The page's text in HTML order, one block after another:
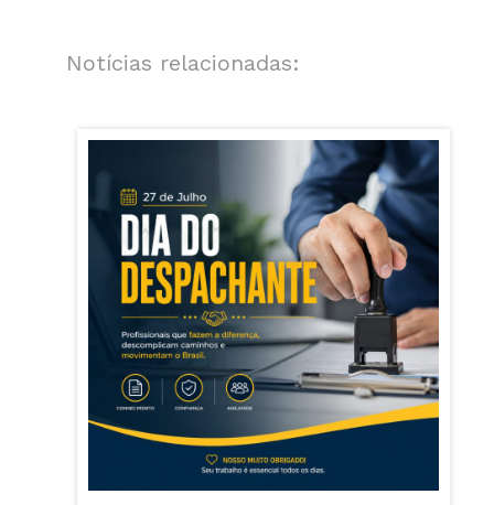
Notícias relacionadas: